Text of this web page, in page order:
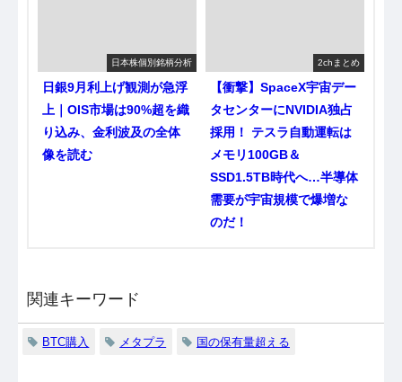
日本株個別銘柄分析
日銀9月利上げ観測が急浮
上｜OIS市場は90%超を織
り込み、金利波及の全体
像を読む
2chまとめ
【衝撃】SpaceX宇宙デー
タセンターにNVIDIA独占
採用！ テスラ自動運転は
メモリ100GB＆
SSD1.5TB時代へ…半導体
需要が宇宙規模で爆増な
のだ！
関連キーワード
BTC購入 メタプラ 国の保有量超える